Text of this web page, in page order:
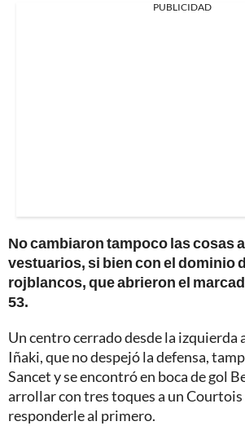
PUBLICIDAD
No cambiaron tampoco las cosas
vestuarios, si bien con el dominio
rojblancos, que abrieron el
53.
Un centro cerrado desde la izquierda
Iñaki, que no despejó la defensa,
Sancet y se encontró en boca de gol
arrollar con tres toques a un
responderle al primero.